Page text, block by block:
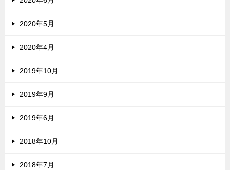
2020年5月
2020年4月
2019年10月
2019年9月
2019年6月
2018年10月
2018年7月